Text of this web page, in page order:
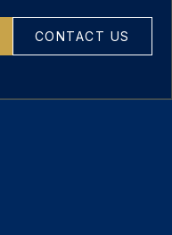
CONTACT US